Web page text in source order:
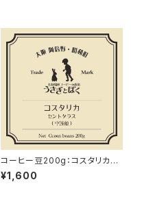
コーヒー豆200g：コスタリカ
¥1,600